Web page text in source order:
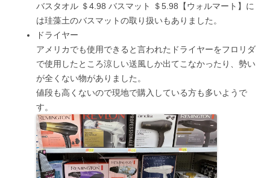
バスタオル ＄4.98 バスマット ＄5.98【ウォルマート】に
は珪藻土のバスマットの取り扱いもありました。
ドライヤー
アメリカでも使用できると言われたドライヤーをフロリダ
で使用したところ涼しい送風しか出てこなかったり、勢い
が全くない物がありました。
値段も高くないので現地で購入している方も多いようで
す。